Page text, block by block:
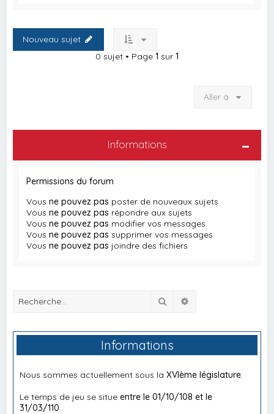
Nouveau sujet
0 sujet • Page 1 sur 1
Aller à
Informations
Permissions du forum
Vousne pouvez pas poster de nouveaux sujets
Vousne pouvez pas répondre aux sujets
Vousne pouvez pas modifier vos messages
Vousne pouvez pas supprimer vos messages
Vousne pouvez pas joindre des fichiers
Rechercher
Informations
Nous sommes actuellement sous laXVIème législature
Le temps de jeu se situeentre le 01/10/108 et le
31/03/110